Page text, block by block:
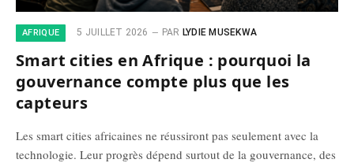
AFRIQUE 5 JUILLET 2026 PAR LYDIE MUSEKWA
Smart cities en Afrique : pourquoi la
gouvernance compte plus que les
capteurs
Les smart cities africaines ne réussiront pas seulement avec la
technologie. Leur progrès dépend surtout de la gouvernance, des